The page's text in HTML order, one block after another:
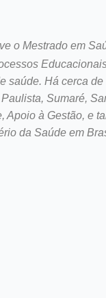
o Mestrado em
saúde. Há cerca
Sumaré,
à Gestão, e
da Saúde em